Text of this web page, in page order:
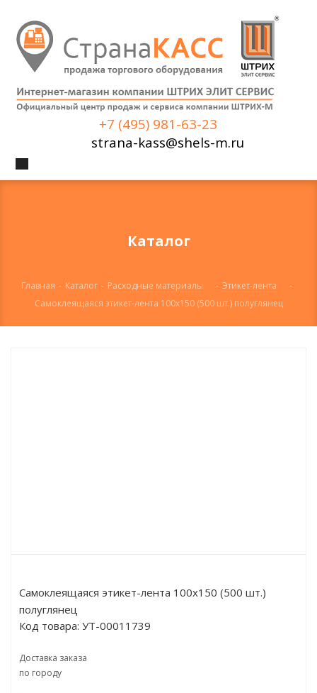
+7 (495) 981-63-23
strana-kass@shels-m.ru
Каталог
Главная - Каталог - Расходные материалы - Этикет-лента
-
Самоклеящаяся этикет-лента 100х150 (500 шт.) полуглянец
Самоклеящаяся этикет-лента 100х150 (500 шт.)
полуглянец
Код товара: УТ-00011739
Доставка заказа
по городу